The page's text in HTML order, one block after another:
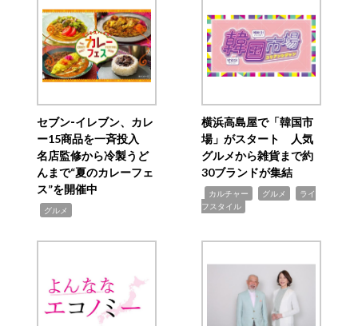
セブン‐イレブン、カレ
ー15商品を一斉投入
名店監修から冷製うど
んまで“夏のカレーフェ
ス”を開催中
グルメ
横浜高島屋で「韓国市
場」がスタート 人気
グルメから雑貨まで約
30ブランドが集結
カルチャー グルメ
ライ
フスタイル